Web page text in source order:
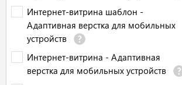
Интернет-витрина шаблон -
Адаптивная верстка для мобильных
устройств
Интернет-витрина - Адаптивная
верстка для мобильных устройств